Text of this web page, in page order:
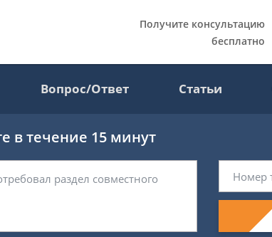
Получите консультацию
бесплатно
Вопрос/Ответ Статьи
в течение 15 минут